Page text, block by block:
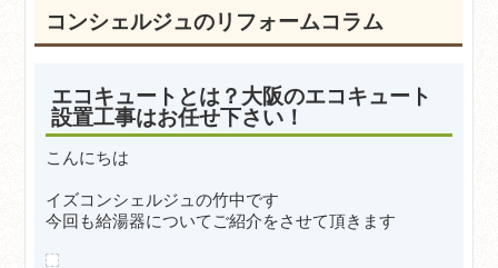
コンシェルジュのリフォームコラム
エコキュートとは？大阪のエコキュート
設置工事はお任せ下さい！
こんにちは
イズコンシェルジュの竹中です
今回も給湯器についてご紹介をさせて頂きます